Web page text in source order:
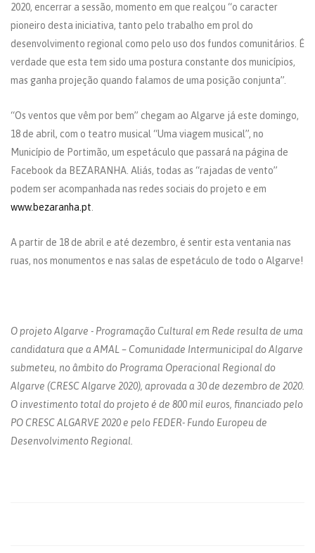
2020, encerrar a sessão, momento em que realçou “o caracter
pioneiro desta iniciativa, tanto pelo trabalho em prol do
desenvolvimento regional como pelo uso dos fundos comunitários. É
verdade que esta tem sido uma postura constante dos municípios,
mas ganha projeção quando falamos de uma posição conjunta”.
“Os ventos que vêm por bem” chegam ao Algarve já este domingo,
18 de abril, com o teatro musical “Uma viagem musical”, no
Município de Portimão, um espetáculo que passará na página de
Facebook da BEZARANHA. Aliás, todas as “rajadas de vento”
podem ser acompanhada nas redes sociais do projeto e em
www.bezaranha.pt
A partir de 18 de abril e até dezembro, é sentir esta ventania nas
ruas, nos monumentos e nas salas de espetáculo de todo o Algarve!
O projeto Algarve - Programação Cultural em Rede resulta de uma
candidatura que a AMAL – Comunidade Intermunicipal do Algarve
submeteu, no âmbito do Programa Operacional Regional do
Algarve (CRESC Algarve 2020), aprovada a 30 de dezembro de 2020.
O investimento total do projeto é de 800 mil euros, financiado pelo
PO CRESC ALGARVE 2020 e pelo FEDER- Fundo Europeu de
Desenvolvimento Regional.